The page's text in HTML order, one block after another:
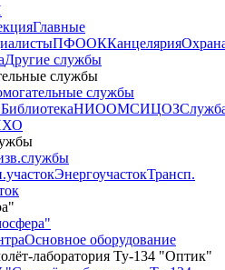
Главные
ПФООККанцелярия
Другие службы
службы
службы
БиблиотекаНИООМСИЦОЗ
ХО
ЭнергоучастокТрансп.
Основное оборудование
лаборатория Ту-134 "Оптик"